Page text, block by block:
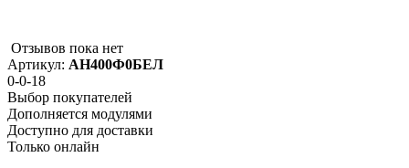
Отзывов пока нет
Артикул: АН400Ф0БЕЛ
0-0-18
Выбор покупателей
Дополняется модулями
Доступно для доставки
Только онлайн